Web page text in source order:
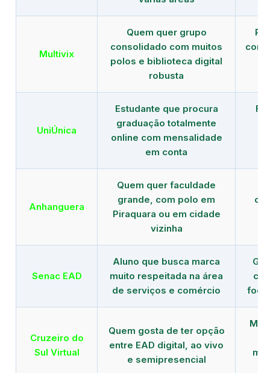
Multivix
Quem quer grupo
consolidado com muitos
polos e biblioteca digital
robusta
com
UniÚnica
Estudante que procura
graduação totalmente
online com mensalidade
em conta
Anhanguera
Quem quer faculdade
grande, com polo em
Piraquara ou em cidade
vizinha
Senac EAD
Aluno que busca marca
muito respeitada na área
de serviços e comércio
foco
Cruzeiro do
Sul Virtual
Quem gosta de ter opção
entre EAD digital, ao vivo
e semipresencial